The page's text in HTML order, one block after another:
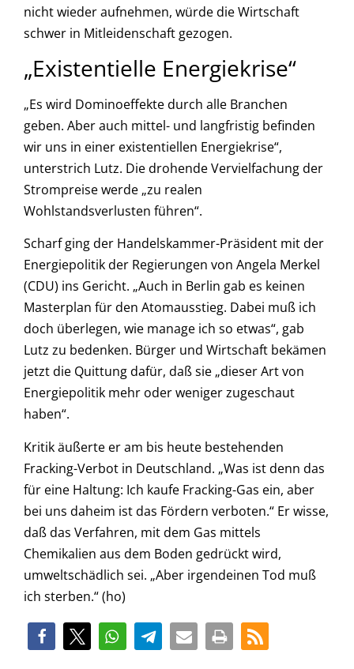
nicht wieder aufnehmen, würde die Wirtschaft
schwer in Mitleidenschaft gezogen.
„Existentielle Energiekrise“
„Es wird Dominoeffekte durch alle Branchen
geben. Aber auch mittel- und langfristig befinden
wir uns in einer existentiellen Energiekrise“,
unterstrich Lutz. Die drohende Vervielfachung der
Strompreise werde „zu realen
Wohlstandsverlusten führen“.
Scharf ging der Handelskammer-Präsident mit der
Energiepolitik der Regierungen von Angela Merkel
(CDU) ins Gericht. „Auch in Berlin gab es keinen
Masterplan für den Atomausstieg. Dabei muß ich
doch überlegen, wie manage ich so etwas“, gab
Lutz zu bedenken. Bürger und Wirtschaft bekämen
jetzt die Quittung dafür, daß sie „dieser Art von
Energiepolitik mehr oder weniger zugeschaut
haben“.
Kritik äußerte er am bis heute bestehenden
Fracking-Verbot in Deutschland. „Was ist denn das
für eine Haltung: Ich kaufe Fracking-Gas ein, aber
bei uns daheim ist das Fördern verboten.“ Er wisse,
daß das Verfahren, mit dem Gas mittels
Chemikalien aus dem Boden gedrückt wird,
umweltschädlich sei. „Aber irgendeinen Tod muß
ich sterben.“ (ho)